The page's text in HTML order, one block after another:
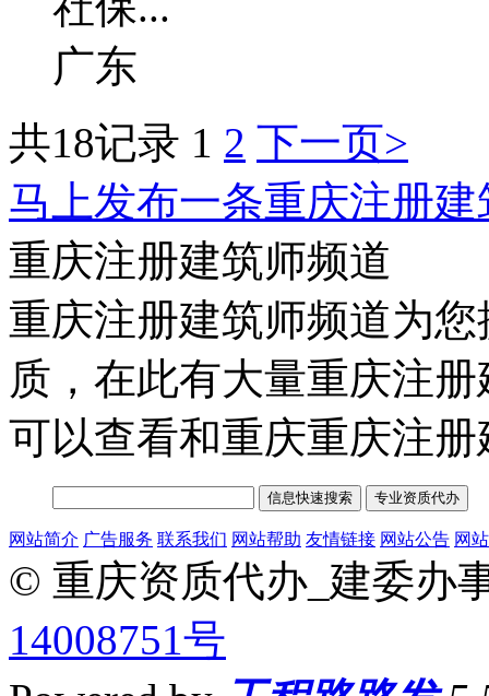
广东
共18记录 1 2 下一页>
马上发布一条重庆注册
重庆注册建筑师频道
重庆注册建筑师频道为
质，在此有大量重庆注
可以查看和重庆重庆注
网站简介 广告服务 联系我们 网站帮助 友情链接 网站公告 网
© 重庆资质代办_建委办
14008751号